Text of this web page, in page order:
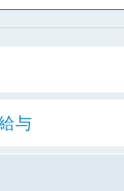
与